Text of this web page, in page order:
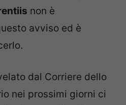
non è
avviso ed è
dal Corriere dello
nei prossimi giorni ci